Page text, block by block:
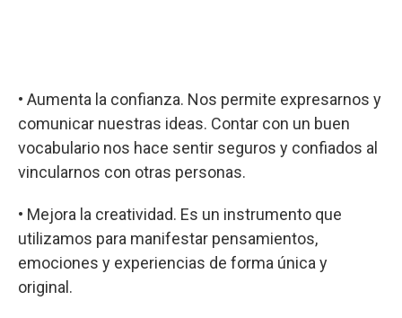
• Aumenta la confianza. Nos permite expresarnos y
comunicar nuestras ideas. Contar con un buen
vocabulario nos hace sentir seguros y confiados al
vincularnos con otras personas.
• Mejora la creatividad. Es un instrumento que
utilizamos para manifestar pensamientos,
emociones y experiencias de forma única y
original.